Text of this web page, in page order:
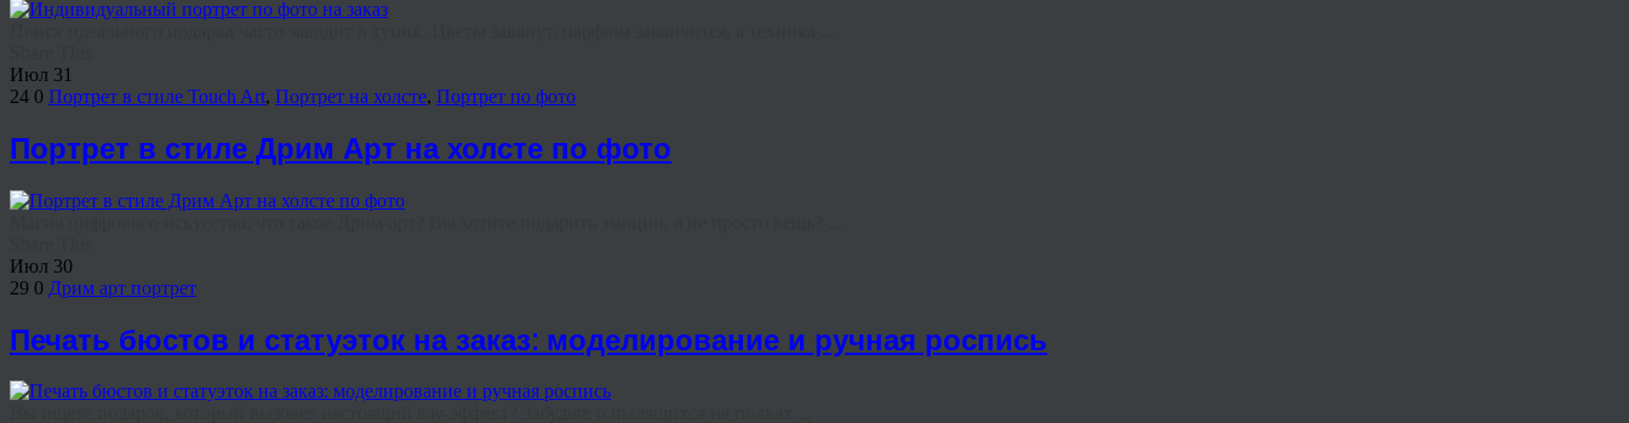
Июл 31
24 0 Портрет в стиле Touch Art, Портрет на холсте, Портрет по фото
Портрет в стиле Дрим Арт на холсте по фото
Июл 30
29 0 Дрим арт портрет
Печать бюстов и статуэток на заказ: моделирование и ручная роспись